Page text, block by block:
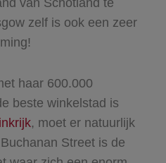
zelf is ook een zeer
haar 600.000
beste winkelstad is
, moet er natuurlijk
Street is de